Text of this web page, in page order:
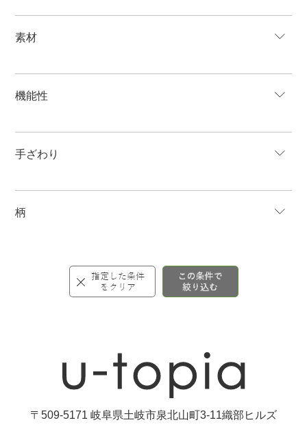
素材
機能性
手ざわり
柄
〒509-5171 岐阜県土岐市泉北山町3-11織部ヒルズ